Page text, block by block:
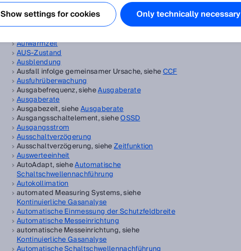
Array-Sensoren
ATEX
Auflösung
Aufwärmzeit
AUS-Zustand
Ausblendung
Ausfall infolge gemeinsamer Ursache, sieheCCF
Ausfuhrüberwachung
Ausgabefrequenz, sieheAusgaberate
Ausgaberate
Ausgabezeit, sieheAusgaberate
Ausgangsschaltelement, sieheOSSD
Ausgangsstrom
Ausschaltverzögerung
Ausschaltverzögerung, sieheZeitfunktion
Auswerteeinheit
AutoAdapt, sieheAutomatische
Schaltschwellennachführung
Autokollimation
automated Measuring Systems, siehe
Kontinuierliche Gasanalyse
Automatische Einmessung der Schutzfeldbreite
Automatische Messeinrichtung
automatische Messeinrichtung, siehe
Kontinuierliche Gasanalyse
Show settings for cookies Only technically necessary